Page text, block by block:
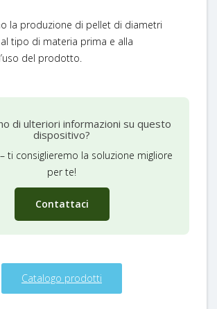
la produzione di pellet di diametri
tipo di materia prima e alla
del prodotto.
di ulteriori informazioni su questo
dispositivo?
ti consiglieremo la soluzione migliore
per te!
Contattaci
Catalogo prodotti